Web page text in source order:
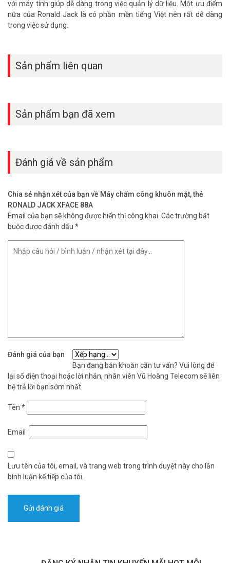
– Trọng lượng: 0.258 Kg
– Thương hiệu Malaysia.
– Bảo hành: 12 tháng.
Hoàng Telecom, bạn sẽ được hưởng chế độ bảo hành chính hãng
và dịch vụ hỗ trợ kỹ thuật chuyên nghiệp. Đội ngũ nhân viên của
mình. Liên hệ hotline 1900 9259 để được hỗ trợ tư vấn tốt nhất.
Tham khảo thêm thông tin tạiFacebook Vuhoangtelecom
với máy tính giúp dễ dàng trong việc quản lý dữ liệu. Một ưu điểm
nữa của Ronald Jack là có phần mền tiếng Việt nên rất dễ dàng
trong việc sử dụng.
Sản phẩm liên quan
Sản phẩm bạn đã xem
Đánh giá về sản phẩm
Chia sẻ nhận xét của bạn về Máy chấm công khuôn mặt, thẻ
RONALD JACK XFACE 88A
Email của bạn sẽ không được hiển thị công khai. Các trường bắt
buộc được đánh dấu *
Đánh giá của bạn
Bạn đang băn khoăn cần tư vấn? Vui lòng để
lại số điện thoại hoặc lời nhắn, nhân viên Vũ Hoàng Telecom sẽ liên
hệ trả lời bạn sớm nhất.
Tên *
Email
Lưu tên của tôi, email, và trang web trong trình duyệt này cho lần
bình luận kế tiếp của tôi.